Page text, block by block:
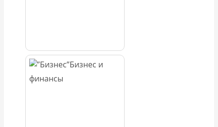
Бизнес и
финансы